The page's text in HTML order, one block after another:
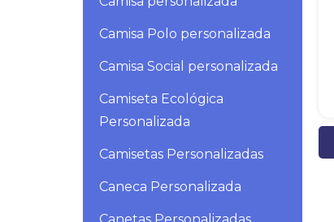
Camisa Polo personalizada
Camisa Social personalizada
Camiseta Ecológica
Personalizada
Camisetas Personalizadas
Caneca Personalizada
Canetas Personalizadas